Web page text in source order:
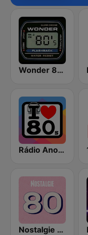
Wonder 80's
Rádio Anos 80
Nostalgie 80